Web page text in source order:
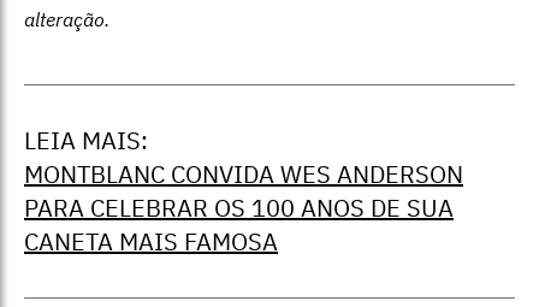
alteração.
LEIA MAIS:
MONTBLANC CONVIDA WES ANDERSON
PARA CELEBRAR OS 100 ANOS DE SUA
CANETA MAIS FAMOSA